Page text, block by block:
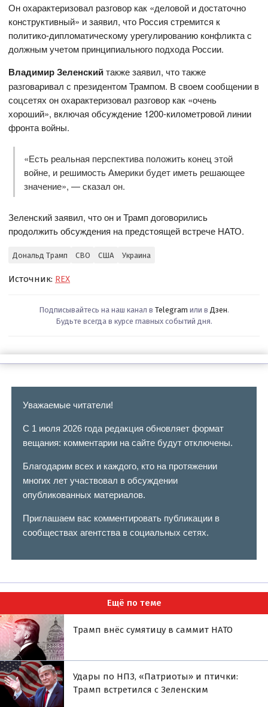
Он охарактеризовал разговор как «деловой и достаточно
конструктивный» и заявил, что Россия стремится к
политико-дипломатическому урегулированию конфликта с
должным учетом принципиального подхода России.
Владимир Зеленскийтакже заявил, что также
разговаривал с президентом Трампом. В своем сообщении в
соцсетях он охарактеризовал разговор как «очень
хороший», включая обсуждение 1200-километровой линии
фронта войны.
«Есть реальная перспектива положить конец этой
войне, и решимость Америки будет иметь решающее
значение», — сказал он.
Зеленский заявил, что он и Трамп договорились
продолжить обсуждения на предстоящей встрече НАТО.
Дональд Трамп СВО США Украина
Источник: REX
Подписывайтесь на наш канал в Telegram или в Дзен.
Будьте всегда в курсе главных событий дня.
Уважаемые читатели!
С 1 июля 2026 года редакция обновляет формат
вещания: комментарии на сайте будут отключены.
Благодарим всех и каждого, кто на протяжении
многих лет участвовал в обсуждении
опубликованных материалов.
Приглашаем вас комментировать публикации в
сообществах агентства в социальных сетях.
Ещё по теме
Трамп внёс сумятицу в саммит НАТО
Удары по НПЗ, «Патриоты» и птички:
Трамп встретился с Зеленским